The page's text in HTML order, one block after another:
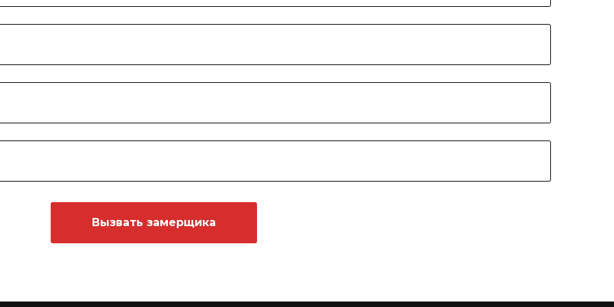
Вызвать замерщика